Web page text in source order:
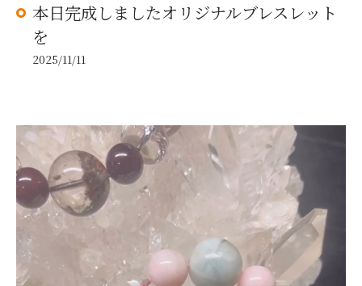
本日完成しましたオリジナルブレスレット
を
2025/11/11